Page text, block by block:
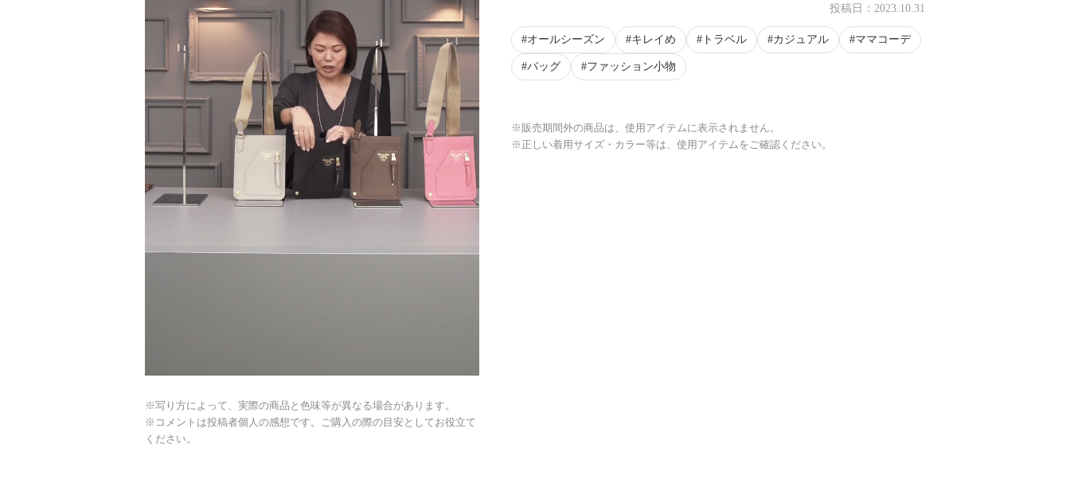
※写り方によって、実際の商品と色味等が異なる場合があります。
※コメントは投稿者個人の感想です。ご購入の際の目安としてお役立て
ください。
投稿日： 2023.10.31
オールシーズン キレイめ トラベル カジュアル ママコーデ
バッグ ファッション小物
※販売期間外の商品は、使用アイテムに表示されません。
※正しい着用サイズ・カラー等は、使用アイテムをご確認ください。